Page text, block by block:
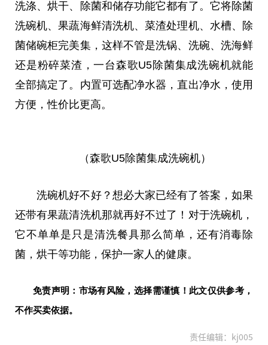
洗涤、烘干、除菌和储存功能它都有了。它将除菌
洗碗机、果蔬海鲜清洗机、菜渣处理机、水槽、除
菌储碗柜完美集，这样不管是洗锅、洗碗、洗海鲜
还是粉碎菜渣，一台森歌U5除菌集成洗碗机就能
全部搞定了。内置可选配净水器，直出净水，使用
方便，性价比更高。
（森歌U5除菌集成洗碗机）
洗碗机好不好？想必大家已经有了答案，如果
还带有果蔬清洗机那就再好不过了！对于洗碗机，
它不单单是只是清洗餐具那么简单，还有消毒除
菌，烘干等功能，保护一家人的健康。
免责声明：市场有风险，选择需谨慎！此文仅供参考，
不作买卖依据。
责任编辑：kj005